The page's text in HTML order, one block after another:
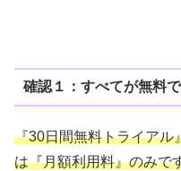
確認１：すべてが無料
『30日間無料トライアル
は『月額利用料』のみで